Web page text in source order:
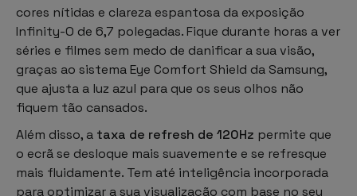
cores nítidas e clareza espantosa da exposição
Infinity-O de 6,7 polegadas. Fique durante horas a ver
séries e filmes sem medo de danificar a sua visão,
graças ao sistema Eye Comfort Shield da Samsung,
que ajusta a luz azul para que os seus olhos não
fiquem tão cansados.
Além disso, a taxa de refresh de 120Hz permite que
o ecrã se desloque mais suavemente e se refresque
mais fluidamente. Tem até inteligência incorporada
para optimizar a sua visualização com base no seu